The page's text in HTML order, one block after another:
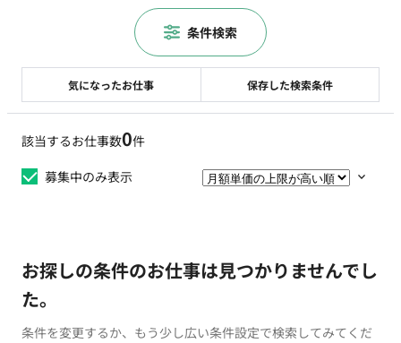
該当するお仕事数0件
募集中のみ表示
お探しの条件のお仕事は見つかりませんでし
た。
条件を変更するか、もう少し広い条件設定で検索してみてくだ
気になったお仕事 保存した検索条件
条件検索